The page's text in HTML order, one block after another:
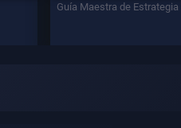
Guía Maestra de